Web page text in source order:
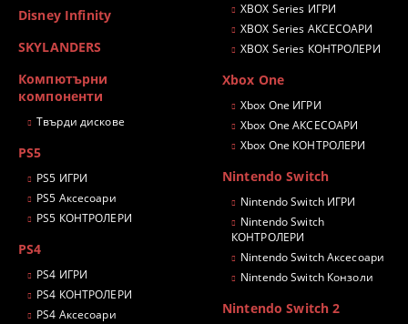
Disney Infinity
SKYLANDERS
Компютърни
компоненти
Твърди дискове
PS5
PS5 ИГРИ
PS5 Аксесоари
PS5 КОНТРОЛЕРИ
PS4
PS4 ИГРИ
PS4 КОНТРОЛЕРИ
PS4 Аксесоари
XBOX Series ИГРИ
XBOX Series АКСЕСОАРИ
XBOX Series КОНТРОЛЕРИ
Xbox One
Xbox One ИГРИ
Xbox One АКСЕСОАРИ
Xbox One КОНТРОЛЕРИ
Nintendo Switch
Nintendo Switch ИГРИ
Nintendo Switch
КОНТРОЛЕРИ
Nintendo Switch Аксесоари
Nintendo Switch Конзоли
Nintendo Switch 2